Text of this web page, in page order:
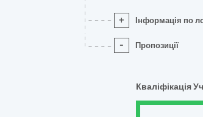
+ Інформація по
- Пропозиції
Кваліфікація